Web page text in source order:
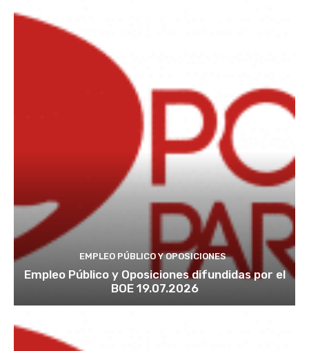
EMPLEO PÚBLICO Y OPOSICIONES
Empleo Público y Oposiciones difundidas por el
BOE 19.07.2026